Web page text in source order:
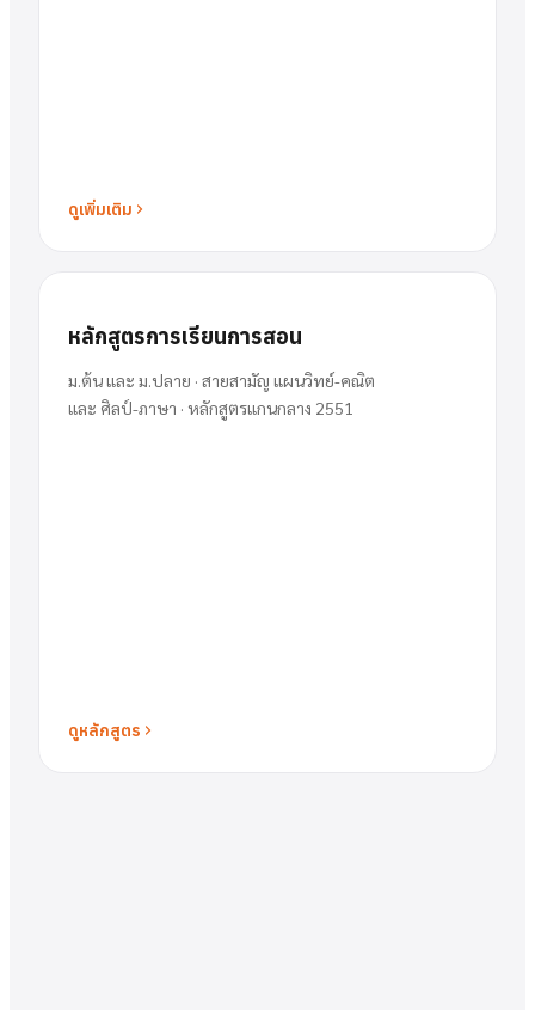
ดูเพิ่มเติม
หลักสูตรการเรียนการสอน
ม.ต้น และ ม.ปลาย · สายสามัญ แผนวิทย์-คณิต
และ ศิลป์-ภาษา · หลักสูตรแกนกลาง 2551
ดูหลักสูตร